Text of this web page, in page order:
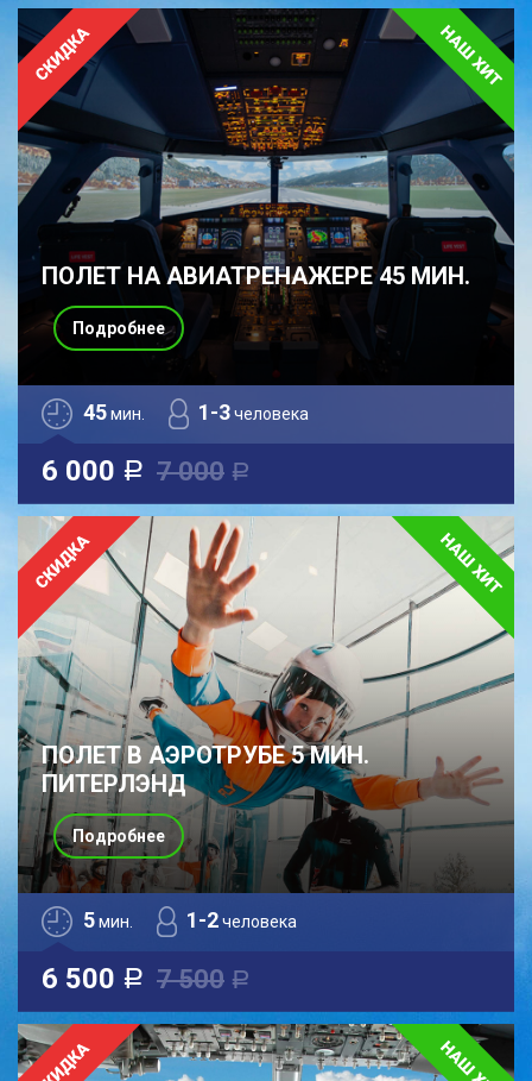
ПОЛЕТ НА АВИАТРЕНАЖЕРЕ 45 МИН.
45мин. 1-3человека
6 000 a 7 000 a
Подробнее
ПОЛЕТ В АЭРОТРУБЕ 5 МИН.
ПИТЕРЛЭНД
5мин. 1-2человека
6 500 a 7 500 a
Подробнее